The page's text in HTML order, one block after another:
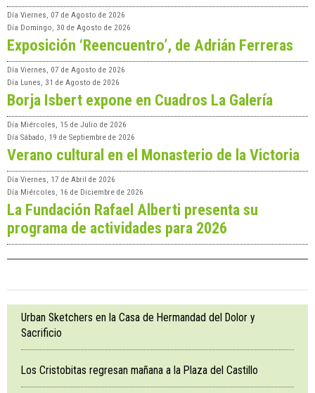
Día Viernes, 07 de Agosto de 2026
Día Domingo, 30 de Agosto de 2026
Exposición ‘Reencuentro’, de Adrián Ferreras
Día Viernes, 07 de Agosto de 2026
Día Lunes, 31 de Agosto de 2026
Borja Isbert expone en Cuadros La Galería
Día Miércoles, 15 de Julio de 2026
Día Sábado, 19 de Septiembre de 2026
Verano cultural en el Monasterio de la Victoria
Día Viernes, 17 de Abril de 2026
Día Miércoles, 16 de Diciembre de 2026
La Fundación Rafael Alberti presenta su
programa de actividades para 2026
Urban Sketchers en la Casa de Hermandad del Dolor y
Sacrificio
Los Cristobitas regresan mañana a la Plaza del Castillo